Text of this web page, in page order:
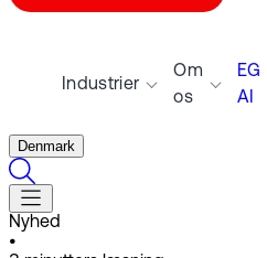
Industrier
Om
os
EG
AI
Denmark
Nyhed
•